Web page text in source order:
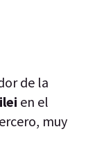
de la
en el
muy